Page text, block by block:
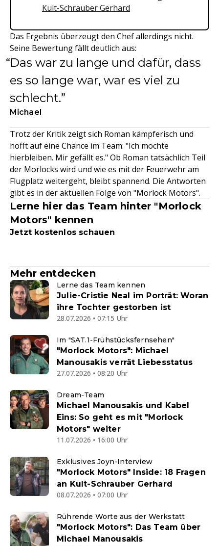
Kult-Schrauber Gerhard
Das Ergebnis überzeugt den Chef allerdings nicht.
Seine Bewertung fällt deutlich aus:
Das war zu lange und dafür, dass
es so lange war, war es viel zu
schlecht.
Michael
Trotz der Kritik zeigt sich Roman kämpferisch und
hofft auf eine Chance im Team: "Ich möchte
hierbleiben. Mir gefällt es." Ob Roman tatsächlich Teil
der Morlocks wird und wie es mit der Feuerwehr am
Flugplatz weitergeht, bleibt spannend. Die Antworten
gibt es in der aktuellen Folge von "Morlock Motors".
Lerne hier das Team hinter "Morlock
Motors" kennen
Jetzt kostenlos schauen
Mehr entdecken
Lerne das Team kennen
Julie-Cristie Neal im Porträt: Woran
ihre Tochter gestorben ist
28.07.2026 • 07:15 Uhr
Im "SAT.1-Frühstücksfernsehen"
"Morlock Motors": Michael
Manousakis verrät Liebesstatus
27.07.2026 • 08:20 Uhr
Dream-Team
Michael Manousakis und Kabel
Eins: So geht es mit "Morlock
Motors" weiter
11.07.2026 • 16:00 Uhr
Exklusives Joyn-Interview
"Morlock Motors" Inside: 18 Fragen
an Kult-Schrauber Gerhard
08.07.2026 • 07:00 Uhr
Rührende Worte aus der Werkstatt
"Morlock Motors": Das Team über
Michael Manousakis